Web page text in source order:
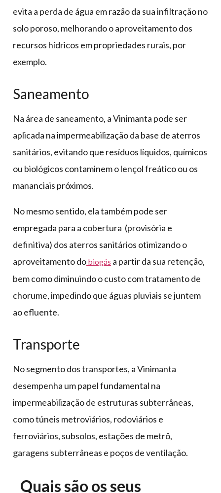
evita a perda de água em razão da sua infiltração no
solo poroso, melhorando o aproveitamento dos
recursos hídricos em propriedades rurais, por
exemplo.
Saneamento
Na área de saneamento, a Vinimanta pode ser
aplicada na impermeabilização da base de aterros
sanitários, evitando que resíduos líquidos, químicos
ou biológicos contaminem o lençol freático ou os
mananciais próximos.
No mesmo sentido, ela também pode ser
empregada para a cobertura (provisória e
definitiva) dos aterros sanitários otimizando o
aproveitamento do biogás a partir da sua retenção,
bem como diminuindo o custo com tratamento de
chorume, impedindo que águas pluviais se juntem
ao efluente.
Transporte
No segmento dos transportes, a Vinimanta
desempenha um papel fundamental na
impermeabilização de estruturas subterrâneas,
como túneis metroviários, rodoviários e
ferroviários, subsolos, estações de metrô,
garagens subterrâneas e poços de ventilação.
Quais são os seus